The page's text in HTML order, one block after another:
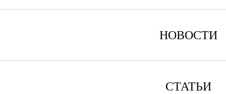
НОВОСТИ
СТАТЬИ